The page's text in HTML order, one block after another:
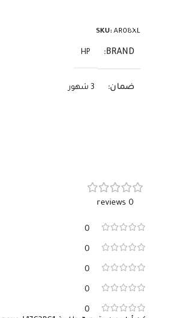
SKU: AR08XL
BRAND
HP
ضمان 3 شهور
0 reviews
0
0
0
0
0